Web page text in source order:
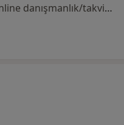
Bu uzman ilgili adres için online danışmanlık/takvim sunmuyor.